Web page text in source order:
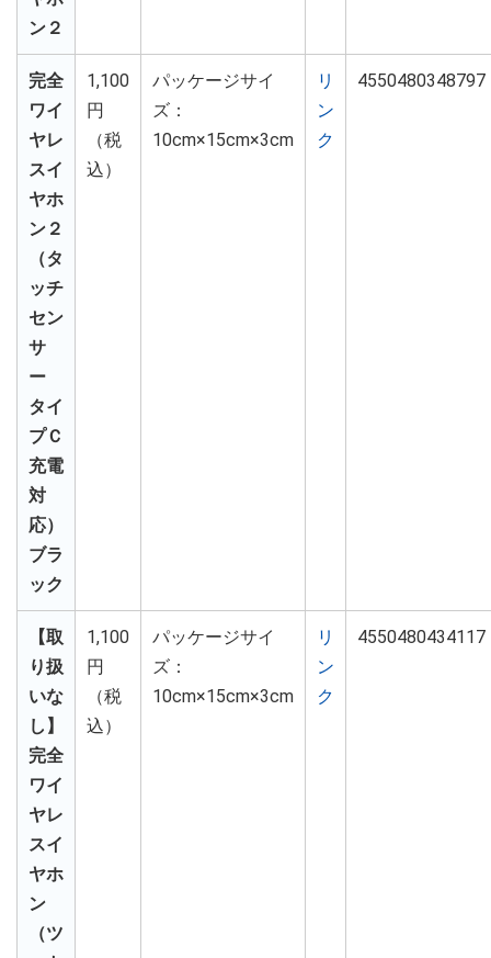
ン２
完全
ワイ
ヤレ
スイ
ヤホ
ン２
（タ
ッチ
セン
サ
ー
タイ
プＣ
充電
対
応）
ブラ
ック
1,100
円
（税
込）
パッケージサイ
ズ：
10cm×15cm×3cm
リ
ン
ク
4550480348797
【取
り扱
いな
し】
完全
ワイ
ヤレ
スイ
ヤホ
ン
（ツ
1,100
円
（税
込）
パッケージサイ
ズ：
10cm×15cm×3cm
リ
ン
ク
4550480434117